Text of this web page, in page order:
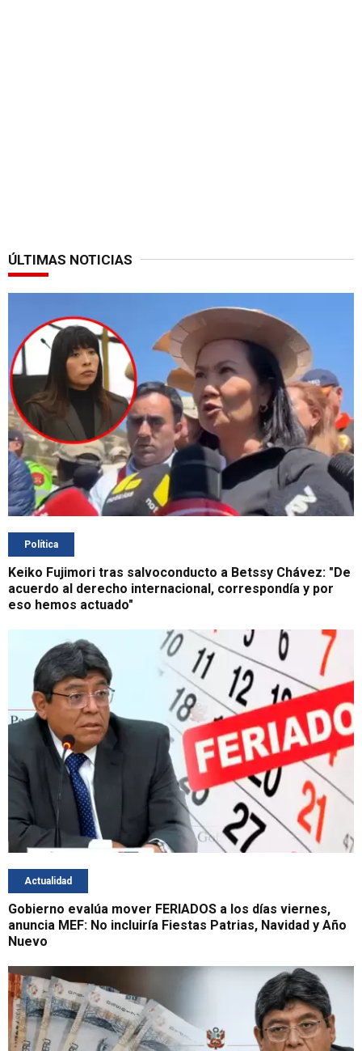
ÚLTIMAS NOTICIAS
Política
Keiko Fujimori tras salvoconducto a Betssy Chávez: "De
acuerdo al derecho internacional, correspondía y por
eso hemos actuado"
Actualidad
Gobierno evalúa mover FERIADOS a los días viernes,
anuncia MEF: No incluiría Fiestas Patrias, Navidad y Año
Nuevo